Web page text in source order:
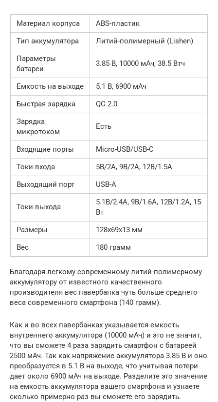
Материал корпуса
ABS-пластик
Тип аккумулятора
Литий-полимерный (Lishen)
Параметры
батареи
3.85 В, 10000 мАч, 38.5 Втч
Емкость на выходе
5.1 В, 6900 мАч
Быстрая зарядка
QC 2.0
Зарядка
микротоком
Есть
Входящие порты
Micro-USB/USB-C
Токи входа
5В/2А, 9В/2А, 12В/1.5А
Выходящий порт
USB-A
Токи выхода
5.1В/2.4А, 9В/1.6А, 12В/1.2А, 15
Вт
Размеры
128x69x13 мм
Вес
180 грамм
Благодаря легкому современному литий-полимерному
аккумулятору от известного качественного
производителя вес павербанка чуть больше среднего
веса современного смартфона (140 грамм).
Как и во всех павербанках указывается емкость
внутреннего аккумулятора (10000 мАч) и это не значит,
что вы сможете 4 раза зарядить смартфон с батареей
2500 мАч. Так как напряжение аккумулятора 3.85 В и оно
преобразуется в 5.1 В на выходе, что учитывая потери
дает около 6900 мАч на выходе. Разделите это значение
на емкость аккумулятора вашего смартфона и узнаете
сколько примерно раз вы сможете его зарядить.